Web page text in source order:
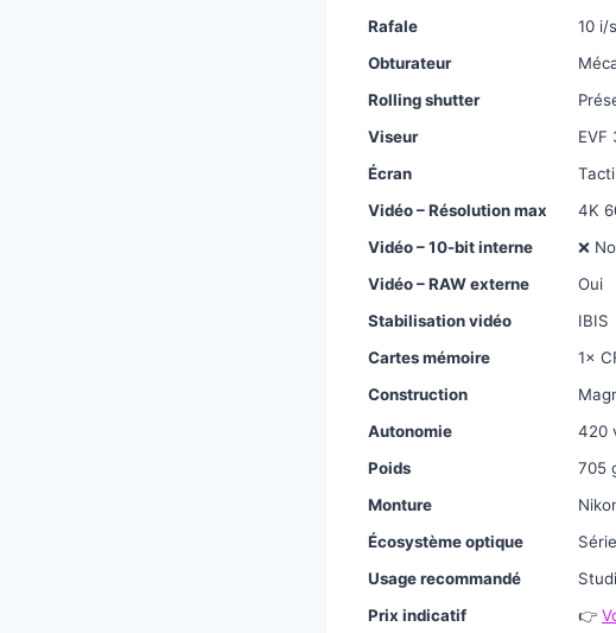
Rafale
10 i/s
Obturateur
Rolling shutter
Viseur
EVF
Écran
Vidéo – Résolution max
4K
Vidéo – 10-bit interne
❌
Vidéo – RAW externe
Oui
Stabilisation vidéo
IBIS
Cartes mémoire
1×
Construction
Autonomie
420
Poids
705
Monture
Écosystème optique
Usage recommandé
Prix indicatif
👉